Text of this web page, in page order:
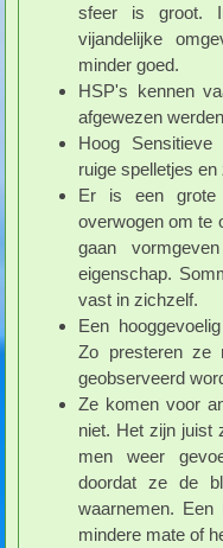
sfeer is groot.
vijandelijke
minder goed.
HSP's kennen
afgewezen
Hoog
ruige spelletjes
Er is een grote
overwogen om te
gaan
eigenschap.
vast in zichzelf.
Een
Zo presteren ze
geobserveerd
Ze komen voor
niet. Het zijn juist
men weer
doordat ze de
waarnemen. Een
mindere mate of